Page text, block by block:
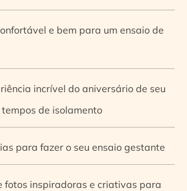
e bem para um ensaio de
incrível do aniversário de seu
de isolamento
para fazer o seu ensaio gestante
fotos inspiradoras e criativas para